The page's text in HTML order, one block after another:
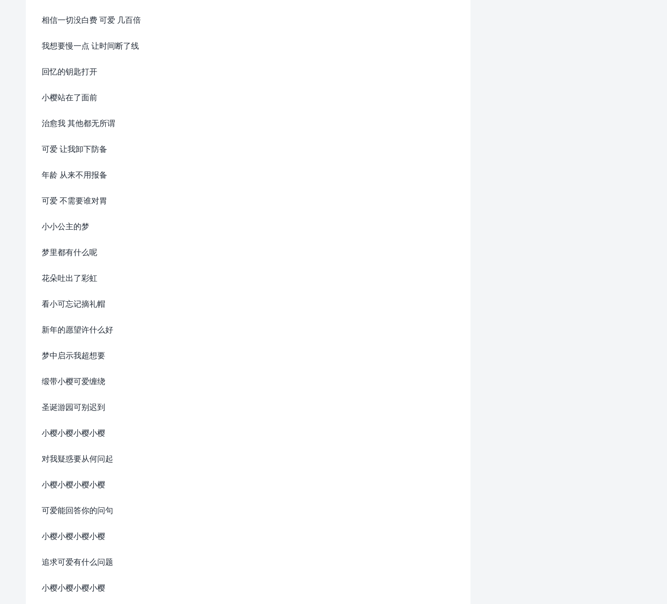
相信一切没白费 可爱 几百倍
我想要慢一点 让时间断了线
回忆的钥匙打开
小樱站在了面前
治愈我 其他都无所谓
可爱 让我卸下防备
年龄 从来不用报备
可爱 不需要谁对胃
小小公主的梦
梦里都有什么呢
花朵吐出了彩虹
看小可忘记摘礼帽
新年的愿望许什么好
梦中启示我超想要
缎带小樱可爱缠绕
圣诞游园可别迟到
小樱小樱小樱小樱
对我疑惑要从何问起
小樱小樱小樱小樱
可爱能回答你的问句
小樱小樱小樱小樱
追求可爱有什么问题
小樱小樱小樱小樱